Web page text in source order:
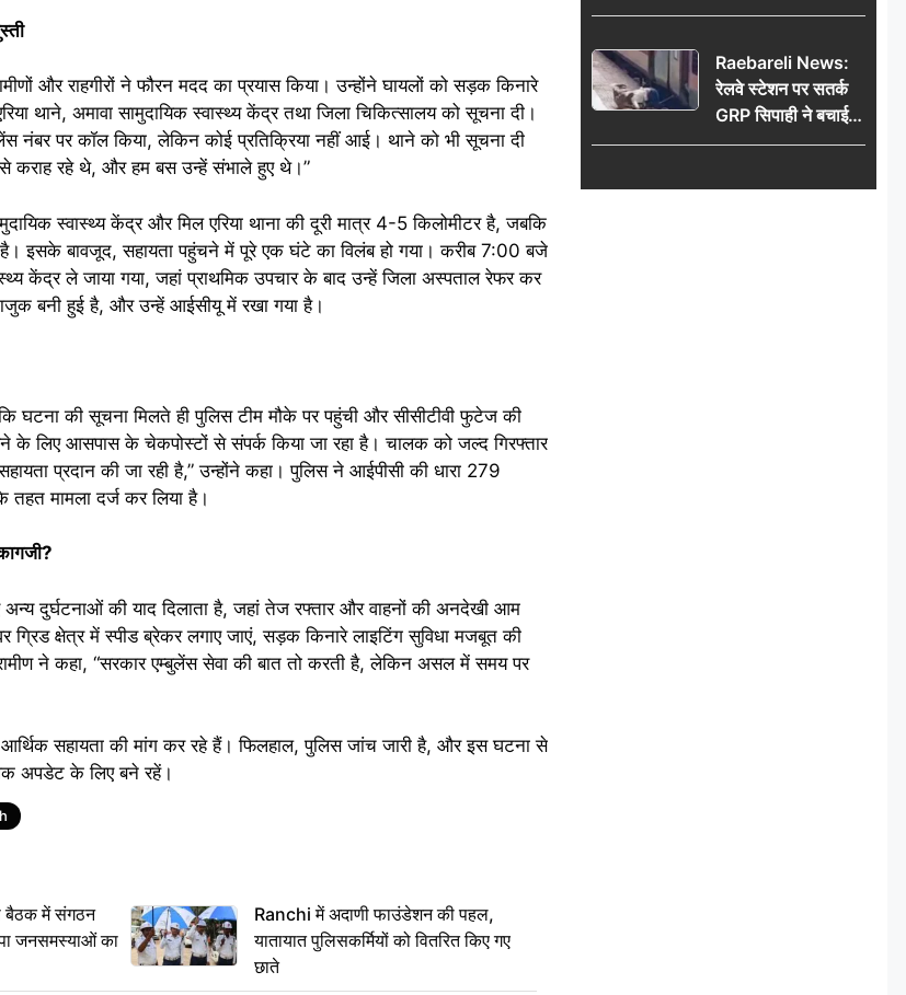
और राहगीरों ने फौरन मदद का प्रयास किया। उन्होंने घायलों को सड़क किनारे
थाने, अमावा सामुदायिक स्वास्थ्य केंद्र तथा जिला चिकित्सालय को सूचना दी।
नंबर पर कॉल किया, लेकिन कोई प्रतिक्रिया नहीं आई। थाने को भी सूचना दी
कराह रहे थे, और हम बस उन्हें संभाले हुए थे।”
स्वास्थ्य केंद्र और मिल एरिया थाना की दूरी मात्र 4-5 किलोमीटर है, जबकि
है। इसके बावजूद, सहायता पहुंचने में पूरे एक घंटे का विलंब हो गया। करीब 7:00 बजे
केंद्र ले जाया गया, जहां प्राथमिक उपचार के बाद उन्हें जिला अस्पताल रेफर कर
बनी हुई है, और उन्हें आईसीयू में रखा गया है।
कि घटना की सूचना मिलते ही पुलिस टीम मौके पर पहुंची और सीसीटीवी फुटेज की
लिए आसपास के चेकपोस्टों से संपर्क किया जा रहा है। चालक को जल्द गिरफ्तार
प्रदान की जा रही है,” उन्होंने कहा। पुलिस ने आईपीसी की धारा 279
मामला दर्ज कर लिया है।
अन्य दुर्घटनाओं की याद दिलाता है, जहां तेज रफ्तार और वाहनों की अनदेखी आम
ग्रिड क्षेत्र में स्पीड ब्रेकर लगाए जाएं, सड़क किनारे लाइटिंग सुविधा मजबूत की
ने कहा, “सरकार एम्बुलेंस सेवा की बात तो करती है, लेकिन असल में समय पर
सहायता की मांग कर रहे हैं। फिलहाल, पुलिस जांच जारी है, और इस घटना से
अपडेट के लिए बने रहें।
बैठक में संगठन
जनसमस्याओं का
Ranchi में अदाणी फाउंडेशन की पहल,
यातायात पुलिसकर्मियों को वितरित किए गए
छाते
को वितरित किए गए छाते
Raebareli News:
रेलवे स्टेशन पर सतर्क
GRP सिपाही ने बचाई
महिला की जान, चलती
हादसा टला; घटना